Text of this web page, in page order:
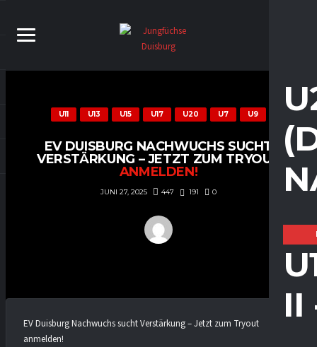
II
U11 U13 U15 U17 U20 U7 U9
EV DUISBURG NACHWUCHS SUCHT
VERSTÄRKUNG – JETZT ZUM TRYOUT
ANMELDEN!
JUNI 27, 2025 447 191 0
EV Duisburg Nachwuchs sucht Verstärkung – Jetzt zum Tryout
anmelden!